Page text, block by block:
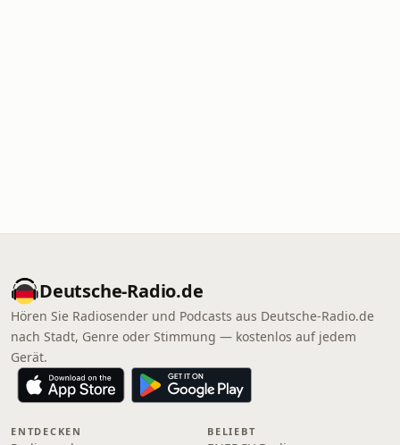
Deutsche-Radio.de
Hören Sie Radiosender und Podcasts aus Deutsche-Radio.de
nach Stadt, Genre oder Stimmung — kostenlos auf jedem
Gerät.
ENTDECKEN BELIEBT